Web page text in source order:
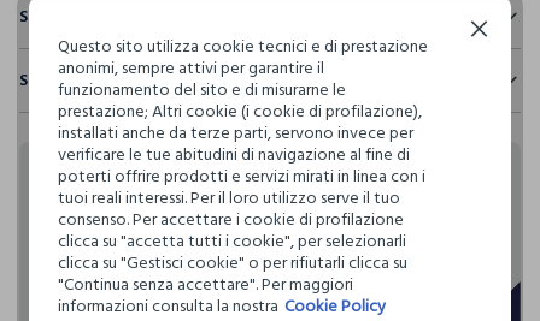
Per la realizzazione di questo capo sono stati
utilizzati73,87 litri dacqua
Emissioni di CO2
Per la realizzazione di questo capo sono stati
emessi0,52 kg di CO2
Circolarità
Indica quanto questo prodotto è facilmente
riciclabile
Sostenibilità e trasparenza
Sicurezza
Il 100% dei nostri articoli viene sottoposto a test chimico-
fisici, per verificarne il rispetto dei limiti che abbiamo
definito per l’uso di sostanze chimiche, talvolta anche più
restrittivi rispetto a quelli previsti dalla normativa
internazionale.
Clicca qui per vedere i dettagli
I nostri fornitori
HAINING KINDWAY IMP. & EXP. CO
Spedizione e resi
Hai fino a 30 giorni dalla consegna del tuo ordine online per
cambiare idea e restituire i prodotti che hai acquistato.
Rendi speciali i tuoi
acquisti
Blukids card e Blukids Club sono le carte fedeltà che
Questo sito utilizza cookie tecnici e di prestazione
anonimi, sempre attivi per garantire il
funzionamento del sito e di misurarne le
prestazione; Altri cookie (i cookie di profilazione),
installati anche da terze parti, servono invece per
verificare le tue abitudini di navigazione al fine di
poterti offrire prodotti e servizi mirati in linea con i
tuoi reali interessi. Per il loro utilizzo serve il tuo
consenso. Per accettare i cookie di profilazione
clicca su "accetta tutti i cookie", per selezionarli
clicca su "Gestisci cookie" o per rifiutarli clicca su
"Continua senza accettare". Per maggiori
informazioni consulta la nostra Cookie Policy
Continua senza accettare